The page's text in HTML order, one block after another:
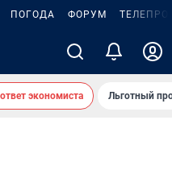
ПОГОДА ФОРУМ
экономиста Льготный